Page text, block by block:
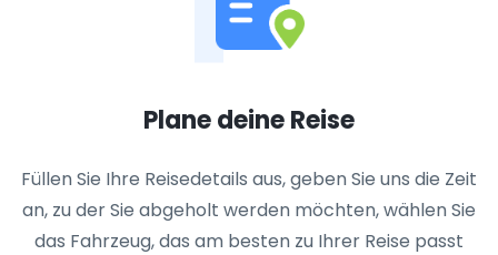
Plane deine Reise
Füllen Sie Ihre Reisedetails aus, geben Sie uns die Zeit
an, zu der Sie abgeholt werden möchten, wählen Sie
das Fahrzeug, das am besten zu Ihrer Reise passt